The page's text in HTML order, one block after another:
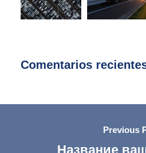
Comentarios
Previous
Название